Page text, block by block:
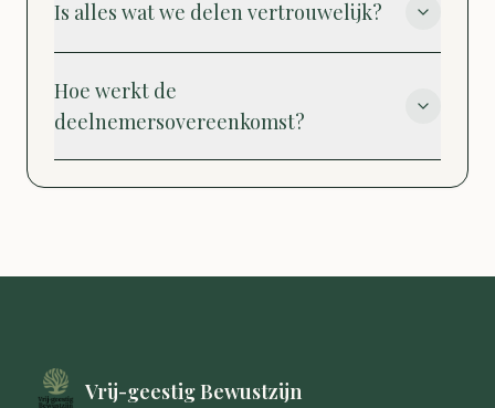
Is alles wat we delen vertrouwelijk?
Hoe werkt de
deelnemersovereenkomst?
Vrij-geestig Bewustzijn